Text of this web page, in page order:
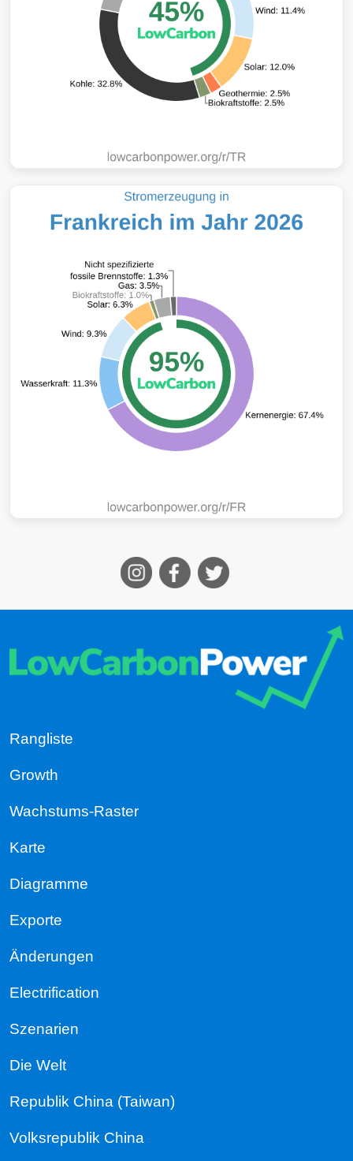
Rangliste
Growth
Wachstums-Raster
Karte
Diagramme
Exporte
Änderungen
Electrification
Szenarien
Die Welt
Republik China (Taiwan)
Volksrepublik China